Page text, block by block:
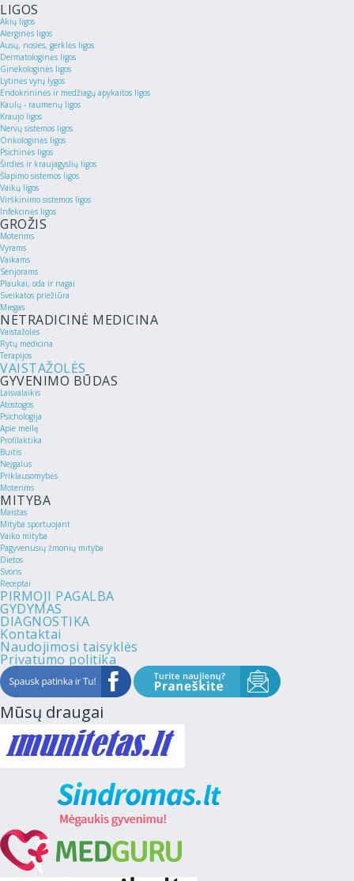
LIGOS
Akių ligos
Alerginės ligos
Ausų, nosies, gerklės ligos
Dermatologinės ligos
Ginekologinės ligos
Lytinės vyrų lygos
Endokrininės ir medžiagų apykaitos ligos
Kaulų - raumenų ligos
Kraujo ligos
Nervų sistemos ligos
Onkologinės ligos
Psichinės ligos
Širdies ir kraujagyslių ligos
Šlapimo sistemos ligos
Vaikų ligos
Virškinimo sistemos ligos
Infekcinės ligos
GROŽIS
Moterims
Vyrams
Vaikams
Senjorams
Plaukai, oda ir nagai
Sveikatos priežiūra
Miegas
NETRADICINĖ MEDICINA
Vaistažolės
Rytų medicina
Terapijos
VAISTAŽOLĖS
GYVENIMO BŪDAS
Laisvalaikis
Atostogos
Psichologija
Apie meilę
Profilaktika
Buitis
Neįgalus
Priklausomybės
Moterims
MITYBA
Maistas
Mityba sportuojant
Vaiko mityba
Pagyvenusių žmonių mityba
Dietos
Svoris
Receptai
PIRMOJI PAGALBA
GYDYMAS
DIAGNOSTIKA
Kontaktai
Naudojimosi taisyklės
Privatumo politika
Mūsų draugai